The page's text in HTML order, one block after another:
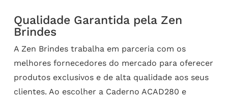
Qualidade Garantida pela Zen
Brindes
A Zen Brindes trabalha em parceria com os
melhores fornecedores do mercado para oferecer
produtos exclusivos e de alta qualidade aos seus
clientes. Ao escolher a Caderno ACAD280 e